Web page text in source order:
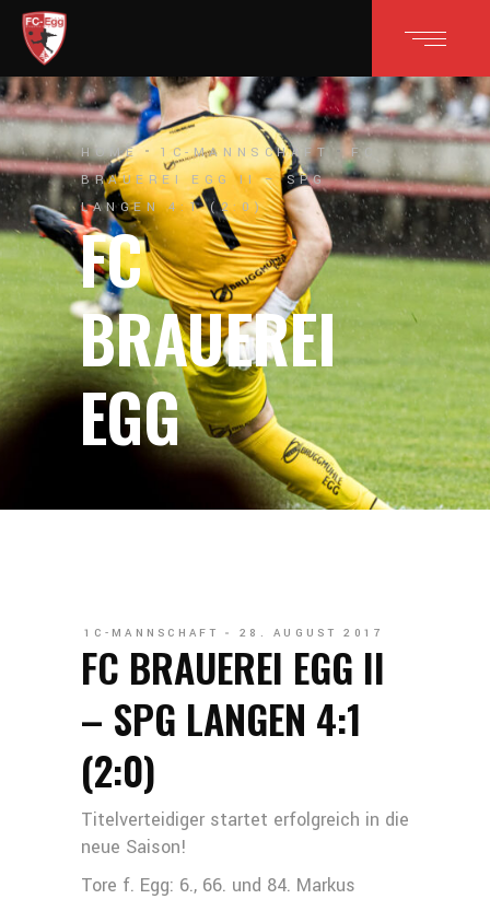
HOME 1C-MANNSCHAFT
FC
BRAUEREI EGG II – SPG
LANGEN 4:1 (2:0)
FC
BRAUEREI
EGG
1C-MANNSCHAFT 28. AUGUST 2017
FC BRAUEREI EGG II
– SPG LANGEN 4:1
(2:0)
Titelverteidiger startet erfolgreich in die
neue Saison!
Tore f. Egg: 6., 66. und 84. Markus